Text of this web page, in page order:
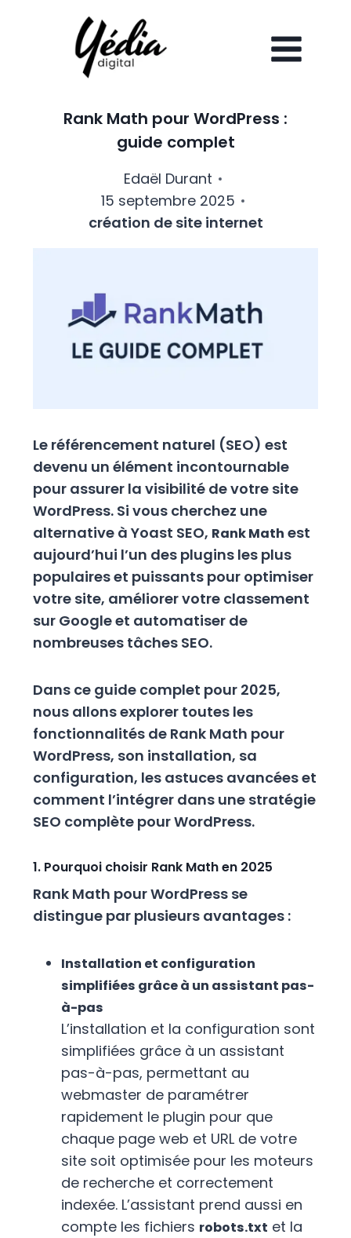
Rank Math pour WordPress :
guide complet
Edaël Durant
15 septembre 2025
création de site internet
Le référencement naturel (SEO) est
devenu un élément incontournable
pour assurer la visibilité de votre site
WordPress. Si vous cherchez une
alternative à Yoast SEO, Rank Math est
aujourd’hui l’un des plugins les plus
populaires et puissants pour optimiser
votre site, améliorer votre classement
sur Google et automatiser de
nombreuses tâches SEO.
Dans ce guide complet pour 2025,
nous allons explorer toutes les
fonctionnalités de Rank Math pour
WordPress, son installation, sa
configuration, les astuces avancées et
comment l’intégrer dans une stratégie
SEO complète pour WordPress.
1. Pourquoi choisir Rank Math en 2025
Rank Math pour WordPress se
distingue par plusieurs avantages :
Installation et configuration
simplifiées grâce à un assistant pas-
à-pas
L’installation et la configuration sont
simplifiées grâce à un assistant
pas-à-pas, permettant au
webmaster de paramétrer
rapidement le plugin pour que
chaque page web et URL de votre
site soit optimisée pour les moteurs
de recherche et correctement
indexée. L’assistant prend aussi en
compte les fichiers robots.txt et la